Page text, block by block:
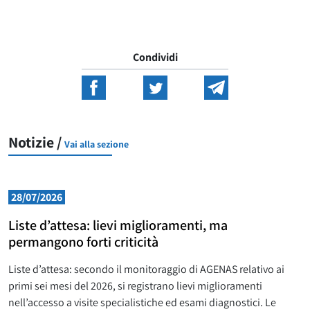
Condividi
Notizie / Vai alla sezione
28/07/2026
Liste d’attesa: lievi miglioramenti, ma
permangono forti criticità
Liste d’attesa: secondo il monitoraggio di AGENAS relativo ai
primi sei mesi del 2026, si registrano lievi miglioramenti
nell’accesso a visite specialistiche ed esami diagnostici. Le